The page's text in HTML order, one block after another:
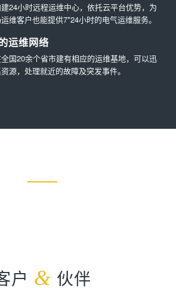
24小时远程运维中心，依托云平台优势，为
维客户也能提供7*24小时的电气运维服务。
运维网络
国20余个省市建有相应的运维基地，可以迅
源，处理就近的故障及突发事件。
户 & 伙伴